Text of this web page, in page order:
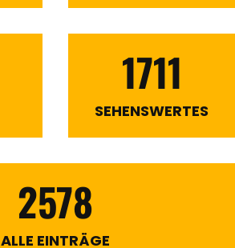
1711
SEHENSWERTES
2578
ALLE EINTRÄGE